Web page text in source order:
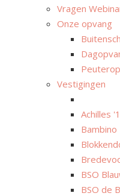
Vragen
Onze opvang
Vestigingen
Achilles
Bambino
BSO
BSO de